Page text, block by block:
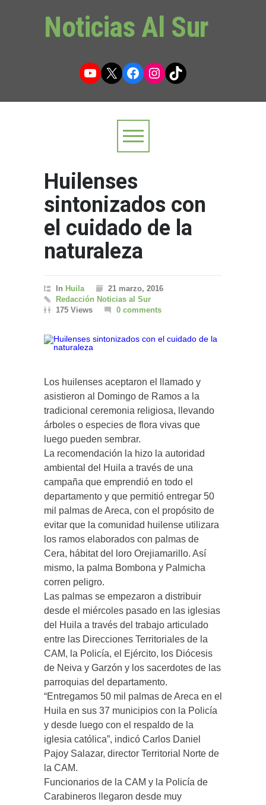
Noticias Al Sur
YouTube
X Facebook
Instagram
TikTok
​Huilenses
sintonizados con
el cuidado de la
naturaleza
In Huila
21 marzo, 2016
Redacción Noticias al Sur
175 Views
0 comments
Los huilenses aceptaron el llamado y
asistieron al Domingo de Ramos a la
tradicional ceremonia religiosa, llevando
árboles o especies de flora vivas que
luego pueden sembrar.
La recomendación la hizo la autoridad
ambiental del Huila a través de una
campaña que emprendió en todo el
departamento y que permitió entregar 50
mil palmas de Areca, con el propósito de
evitar que la comunidad huilense utilizara
los ramos elaborados con palmas de
Cera, hábitat del loro Orejiamarillo. Así
mismo, la palma Bombona y Palmicha
corren peligro.
Las palmas se empezaron a distribuir
desde el miércoles pasado en las iglesias
del Huila a través del trabajo articulado
entre las Direcciones Territoriales de la
CAM, la Policía, el Ejército, los Diócesis
de Neiva y Garzón y los sacerdotes de las
parroquias del departamento.
“Entregamos 50 mil palmas de Areca en el
Huila en sus 37 municipios con la Policía
y desde luego con el respaldo de la
iglesia católica”, indicó Carlos Daniel
Pajoy Salazar, director Territorial Norte de
la CAM.
Funcionarios de la CAM y la Policía de
Carabineros llegaron desde muy